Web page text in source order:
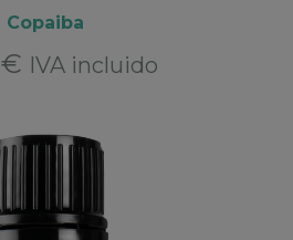
Copaiba
€ IVA incluido